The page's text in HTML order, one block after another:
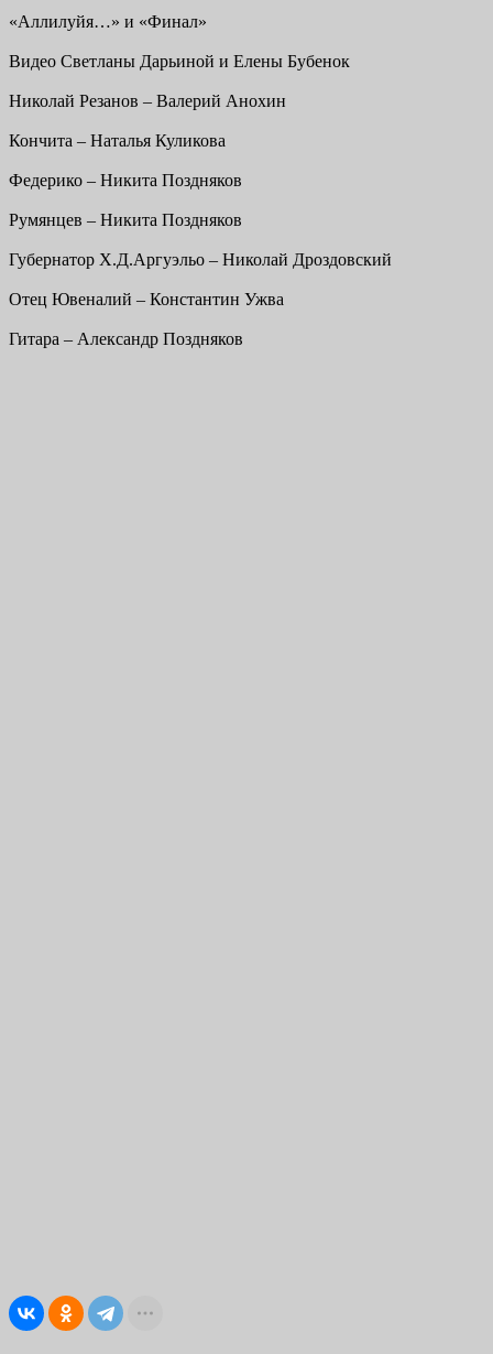
«Аллилуйя…» и «Финал»
Видео Светланы Дарьиной и Елены Бубенок
Николай Резанов – Валерий Анохин
Кончита – Наталья Куликова
Федерико – Никита Поздняков
Румянцев – Никита Поздняков
Губернатор Х.Д.Аргуэльо – Николай Дроздовский
Отец Ювеналий – Константин Ужва
Гитара – Александр Поздняков